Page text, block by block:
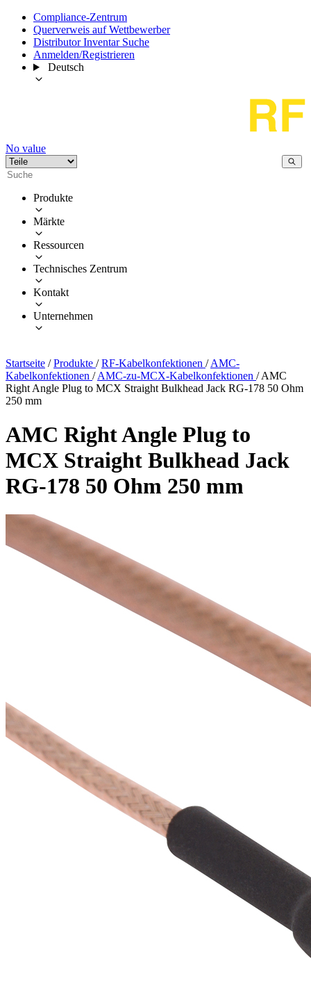
Compliance-Zentrum
Querverweis auf Wettbewerber
Distributor Inventar Suche
Anmelden/Registrieren
Deutsch
No value
Produkte
Märkte
Ressourcen
Technisches Zentrum
Kontakt
Unternehmen
Startseite / Produkte / RF-Kabelkonfektionen / AMC-
Kabelkonfektionen / AMC-zu-MCX-Kabelkonfektionen / AMC
Right Angle Plug to MCX Straight Bulkhead Jack RG-178 50 Ohm
250 mm
AMC Right Angle Plug to
MCX Straight Bulkhead Jack
RG-178 50 Ohm 250 mm